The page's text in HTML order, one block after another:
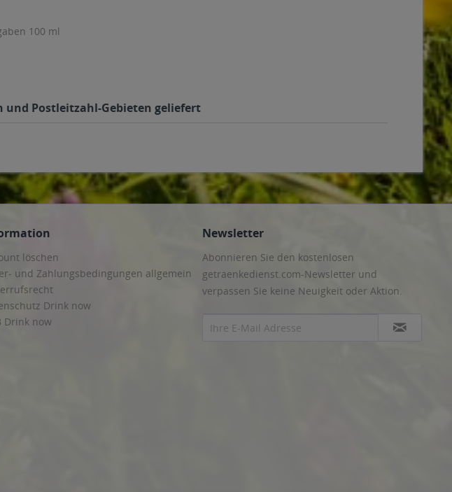
100 ml
und Postleitzahl-Gebieten geliefert
löschen
und Zahlungsbedingungen allgemein
Drink now
Drink now
Newsletter
Abonnieren Sie den kostenlosen
getraenkedienst.com-Newsletter und
verpassen Sie keine Neuigkeit oder Aktion.